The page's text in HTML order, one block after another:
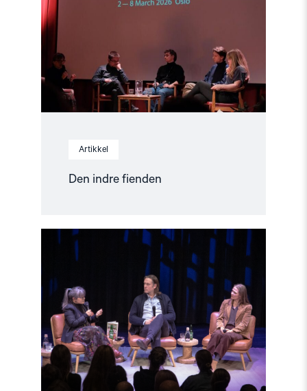
Artikkel
Den indre fienden
Read
article
"Når
krig
blir
hverdag"